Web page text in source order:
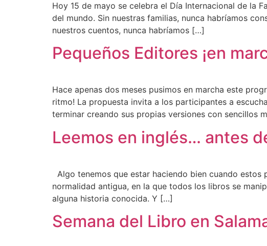
Hoy 15 de mayo se celebra el Día Internacional de la
del mundo. Sin nuestras familias, nunca habríamos
nuestros cuentos, nunca habríamos […]
Pequeños Editores ¡en
Hace apenas dos meses pusimos en marcha este
ritmo! La propuesta invita a los participantes a
terminar creando sus propias versiones con sencillos
Leemos en inglés… antes
Algo tenemos que estar haciendo bien cuando
normalidad antigua, en la que todos los libros se
alguna historia conocida. Y […]
Semana del Libro en